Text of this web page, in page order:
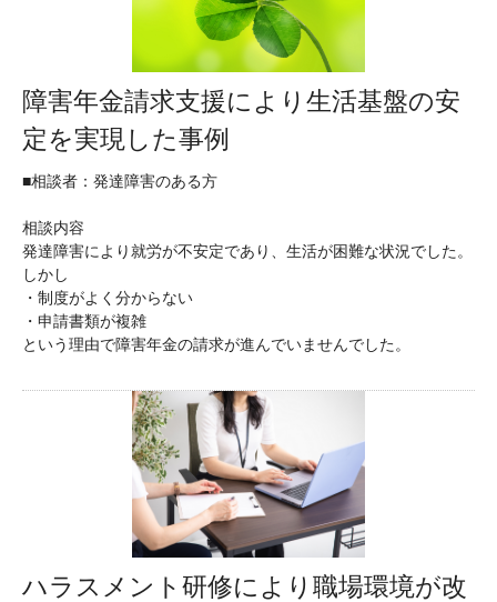
障害年金請求支援により生活基盤の安
定を実現した事例
■相談者：発達障害のある方
相談内容
発達障害により就労が不安定であり、生活が困難な状況でした。
しかし
・制度がよく分からない
・申請書類が複雑
という理由で障害年金の請求が進んでいませんでした。
ハラスメント研修により職場環境が改